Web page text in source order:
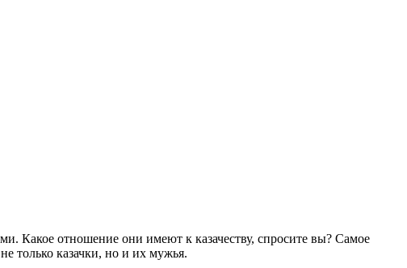
Какое отношение они имеют к казачеству, спросите вы? Самое
только казачки, но и их мужья.